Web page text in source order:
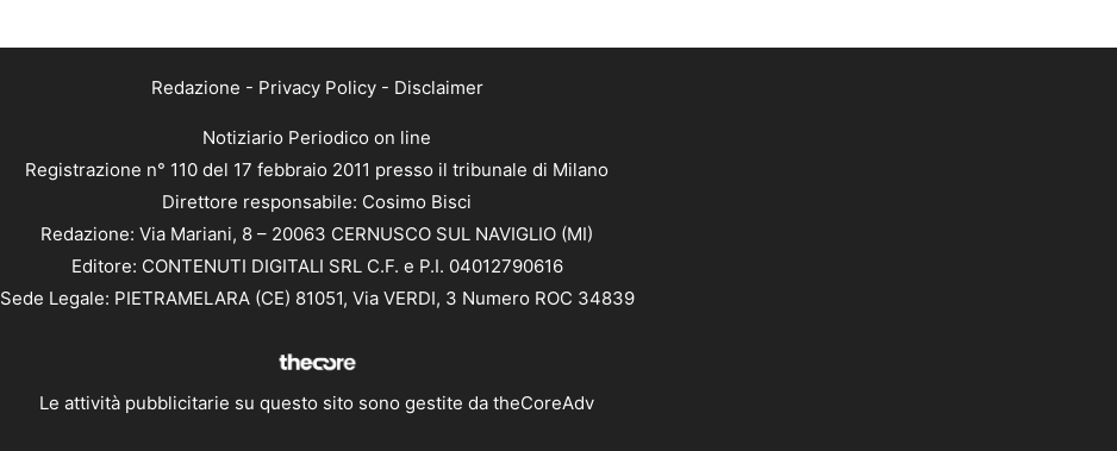
Redazione - Privacy Policy- Disclaimer
Notiziario Periodico on line
Registrazione n° 110 del 17 febbraio 2011 presso il tribunale di Milano
Direttore responsabile: Cosimo Bisci
Redazione: Via Mariani, 8 – 20063 CERNUSCO SUL NAVIGLIO (MI)
Editore: CONTENUTI DIGITALI SRL C.F. e P.I. 04012790616
Sede Legale: PIETRAMELARA (CE) 81051, Via VERDI, 3 Numero ROC 34839
Le attività pubblicitarie su questo sito sono gestite da theCoreAdv